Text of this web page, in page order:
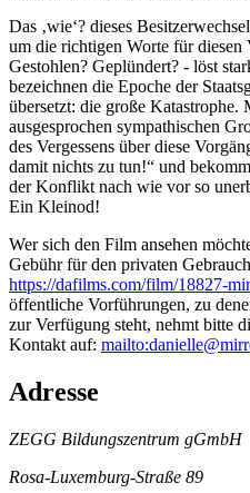
Das ‚wie‘? dieses
um die richtigen Worte für diesen
Gestohlen? Geplündert? - löst
bezeichnen die Epoche der
übersetzt: die große Katastrophe.
ausgesprochen sympathischen
des Vergessens über diese
damit nichts zu tun!“ und
der Konflikt nach wie vor so
Ein Kleinod!
Wer sich den Film ansehen
Gebühr für den privaten
https://dafilms.com/film/18827-
öffentliche Vorführungen, zu
zur Verfügung steht, nehmt bitte
Kontakt auf: mailto:
Adresse
ZEGG Bildungszentrum gGmbH
Rosa-Luxemburg-Straße 89